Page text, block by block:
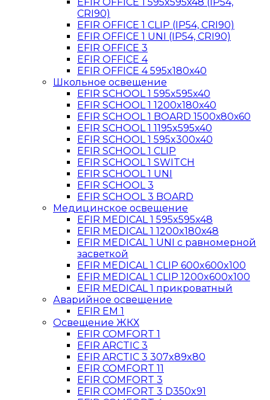
CRI90)
EFIR OFFICE 1 CLIP (IP54, CRI90)
EFIR OFFICE 1 UNI (IP54, CRI90)
EFIR OFFICE 3
EFIR OFFICE 4
EFIR OFFICE 4 595x180x40
Школьное освещение
EFIR SCHOOL 1 595x595x40
EFIR SCHOOL 1 1200x180x40
EFIR SCHOOL 1 BOARD 1500х80х60
EFIR SCHOOL 1 1195x595x40
EFIR SCHOOL 1 595x300x40
EFIR SCHOOL 1 CLIP
EFIR SCHOOL 1 SWITCH
EFIR SCHOOL 1 UNI
EFIR SCHOOL 3
EFIR SCHOOL 3 BOARD
Медицинское освещение
EFIR MEDICAL 1 595x595x48
EFIR MEDICAL 1 1200x180x48
EFIR MEDICAL 1 UNI с равномерной
засветкой
EFIR MEDICAL 1 CLIP 600x600x100
EFIR MEDICAL 1 CLIP 1200x600x100
EFIR MEDICAL 1 прикроватный
Аварийное освещение
EFIR EM 1
Освещение ЖКХ
EFIR COMFORT 1
EFIR ARCTIC 3
EFIR ARCTIC 3 307x89x80
EFIR COMFORT 11
EFIR COMFORT 3
EFIR COMFORT 3 D350x91